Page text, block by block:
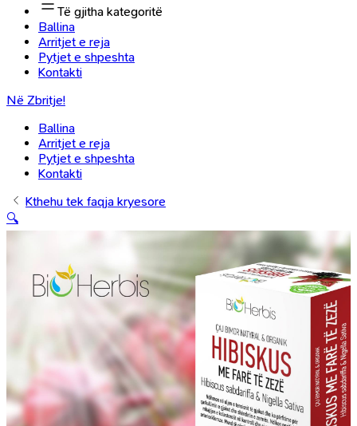
Të gjitha kategoritë
Ballina
Arritjet e reja
Pytjet e shpeshta
Kontakti
Në Zbritje!
Ballina
Arritjet e reja
Pytjet e shpeshta
Kontakti
Kthehu tek faqja kryesore
🔍